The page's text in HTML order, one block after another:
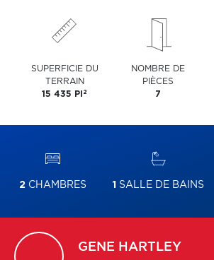
SUPERFICIE DU
TERRAIN
15 435 PI 2
NOMBRE DE
PIÈCES
7
2 CHAMBRES 1 SALLE DE BAINS
GENE HARTLEY